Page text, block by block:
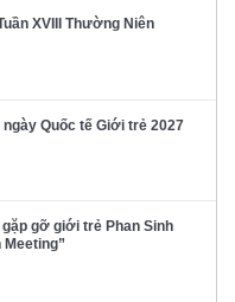
XVIII Thường Niên
Quốc tế Giới trẻ 2027
gỡ giới trẻ Phan Sinh
Meeting”